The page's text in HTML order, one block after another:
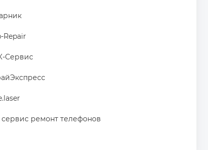
Repair
Сервис
ремонт телефонов